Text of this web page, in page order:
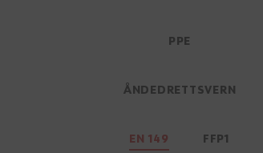
PPE
ÅNDEDRETTSVERN
EN 149 FFP1